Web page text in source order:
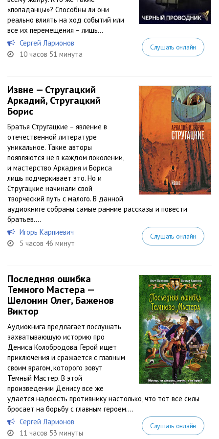
«попаданцы»? Способны ли они
реально влиять на ход событий или
все их перемещения – лишь...
Сергей Ларионов
10 часов 51 минута
Слушать онлайн
Извне — Стругацкий
Аркадий, Стругацкий
Борис
Братья Стругацкие – явление в
отечественной литературе
уникальное. Такие авторы
появляются не в каждом поколении,
и мастерство Аркадия и Бориса
лишь подчеркивает это. Но и
Стругацкие начинали свой
творческий путь с малого. В данной
аудиокниге собраны самые ранние рассказы и повести
братьев....
Игорь Карпиевич
5 часов 46 минут
Слушать онлайн
Последняя ошибка
Темного Мастера —
Шелонин Олег, Баженов
Виктор
Аудиокнига предлагает послушать
захватывающую историю про
Дениса Колобродова. Герой ищет
приключения и сражается с главным
своим врагом, которого зовут
Темный Мастер. В этой
произведении Денису все же
удается надоесть противнику настолько, что тот все силы
бросает на борьбу с главным героем....
Сергей Ларионов
11 часов 53 минуты
Слушать онлайн